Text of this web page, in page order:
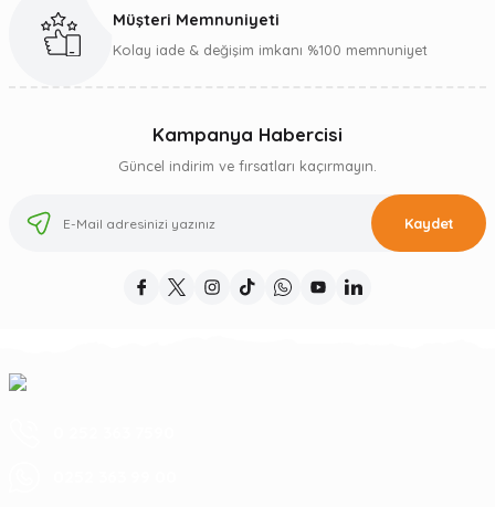
Müşteri Memnuniyeti
Kolay iade & değişim imkanı %100 memnuniyet
Kampanya Habercisi
Güncel indirim ve fırsatları kaçırmayın.
Kaydet